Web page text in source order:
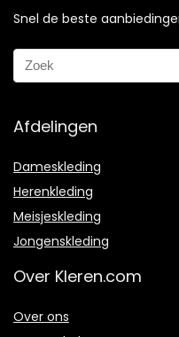
Snel de beste
Afdelingen
Dameskleding
Herenkleding
Meisjeskleding
Jongenskleding
Over Kleren.com
Over ons